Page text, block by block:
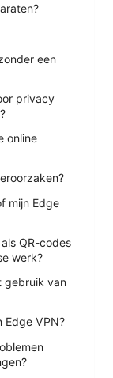
een
privacy
online
mijn Edge
QR-codes
werk?
gebruik van
Edge VPN?